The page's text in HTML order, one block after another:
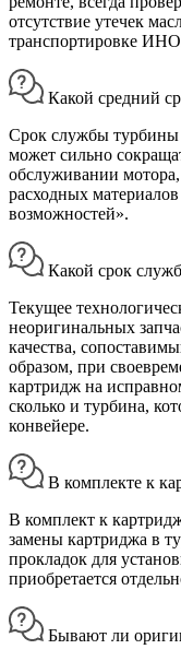
отсутствие утечек
транспортировке
Какой средний
Срок службы турбины
может сильно
обслуживании
расходных
возможностей».
Какой срок
Текущее
неоригинальных
качества,
образом, при
картридж на
сколько и турбина,
конвейере.
В комплекте к
В комплект к
замены картриджа в
прокладок для
приобретается
Бывают ли